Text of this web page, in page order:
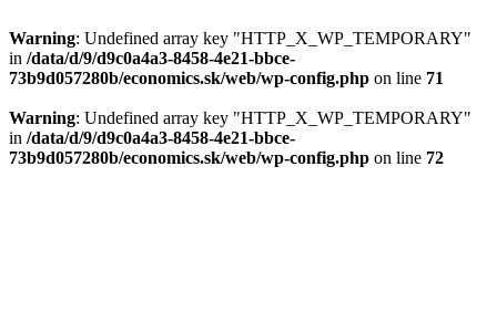
Warning: Undefined array key "HTTP_X_WP_TEMPORARY"
in /data/d/9/d9c0a4a3-8458-4e21-bbce-
73b9d057280b/economics.sk/web/wp-config.php on line 71
Warning: Undefined array key "HTTP_X_WP_TEMPORARY"
in /data/d/9/d9c0a4a3-8458-4e21-bbce-
73b9d057280b/economics.sk/web/wp-config.php on line 72